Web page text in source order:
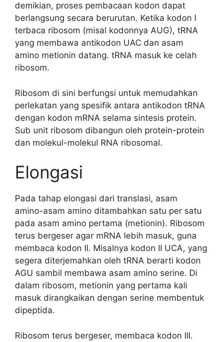
demikian, proses pembacaan kodon dapat
berlangsung secara berurutan. Ketika kodon I
terbaca ribosom (misal kodonnya AUG), tRNA
yang membawa antikodon UAC dan asam
amino metionin datang. tRNA masuk ke celah
ribosom.
Ribosom di sini berfungsi untuk memudahkan
perlekatan yang spesifik antara antikodon tRNA
dengan kodon mRNA selama sintesis protein.
Sub unit ribosom dibangun oleh protein-protein
dan molekul-molekul RNA ribosomal.
Elongasi
Pada tahap elongasi dari translasi, asam
amino-asam amino ditambahkan satu per satu
pada asam amino pertama (metionin). Ribosom
terus bergeser agar mRNA lebih masuk, guna
membaca kodon II. Misalnya kodon II UCA, yang
segera diterjemahkan oleh tRNA berarti kodon
AGU sambil membawa asam amino serine. Di
dalam ribosom, metionin yang pertama kali
masuk dirangkaikan dengan serine membentuk
dipeptida.
Ribosom terus bergeser, membaca kodon III.